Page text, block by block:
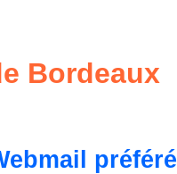
Bordeaux
préféré